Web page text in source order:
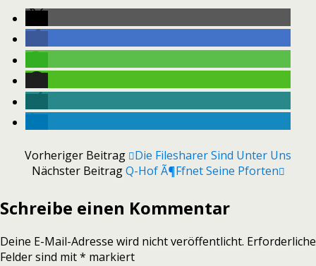
Vorheriger Beitrag
Die Filesharer Sind Unter Uns
Nächster BeitragQ-Hof Ã¶ffnet Seine Pforten
Schreibe einen Kommentar
Deine E-Mail-Adresse wird nicht veröffentlicht. Erforderliche
Felder sind mit* markiert